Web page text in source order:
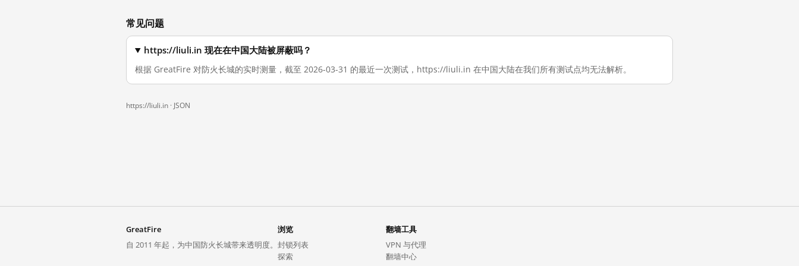
常见问题
https://liuli.in 现在在中国大陆被屏蔽吗？
根据 GreatFire 对防火长城的实时测量，截至 2026-03-31 的最近一次测试，https://liuli.in 在中国大陆在我们所有测试点均无法解析。
https://liuli.in · JSON
GreatFire
自 2011 年起，为中国防火长城带来透明度。
浏览
封锁列表
探索
翻墙工具
VPN 与代理
翻墙中心